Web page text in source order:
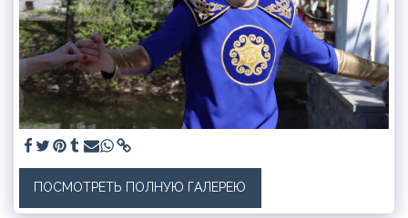
ПОСМОТРЕТЬ ПОЛНУЮ ГАЛЕРЕЮ